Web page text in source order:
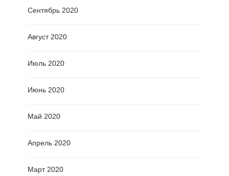
Сентябрь 2020
Август 2020
Июль 2020
Июнь 2020
Май 2020
Апрель 2020
Март 2020